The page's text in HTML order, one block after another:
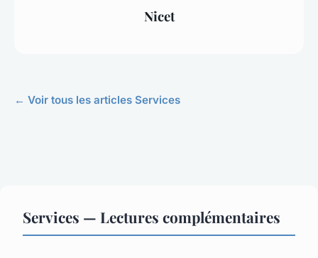
Nicet
← Voir tous les articles Services
Services — Lectures complémentaires